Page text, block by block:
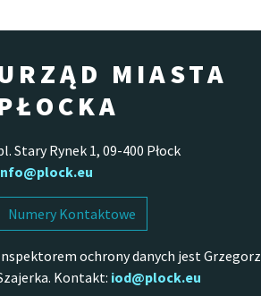
MIASTA
Stary Rynek 1, 09-400 Płock
Numery Kontaktowe
ochrony danych jest Grzegorz
Kontakt: iod@plock.eu